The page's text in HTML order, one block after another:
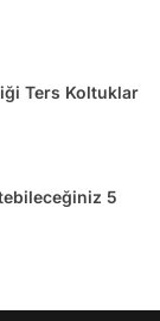
Ters Koltuklar
5